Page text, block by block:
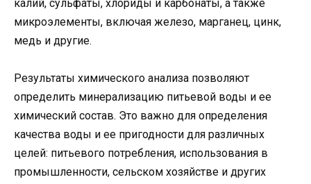
калий, сульфаты, хлориды и карбонаты, а также
микроэлементы, включая железо, марганец, цинк,
медь и другие.
Результаты химического анализа позволяют
определить минерализацию питьевой воды и ее
химический состав. Это важно для определения
качества воды и ее пригодности для различных
целей: питьевого потребления, использования в
промышленности, сельском хозяйстве и других